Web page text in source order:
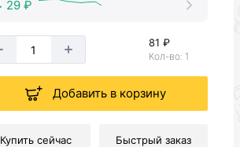
29 ₽
81 ₽
Кол-во: 1
Добавить в корзину
Купить сейчас Быстрый заказ